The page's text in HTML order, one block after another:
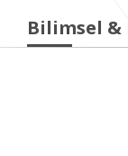
Bilimsel